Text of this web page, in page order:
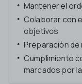
Mantener el
Colaborar con
objetivos
Preparación de
Cumplimiento
marcados por